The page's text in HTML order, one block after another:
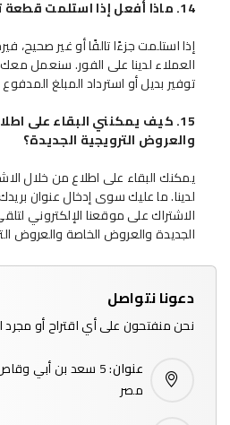
14. ماذا أفعل إذا استلمت قطعة تالفة أو غير صحيحة؟
إذا استلمت جزءًا تالفًا أو غير صحيح،
العملاء لدينا على الفور. سنعمل
توفير بديل أو استرداد المبلغ
15. كيف يمكنني البقاء على
والعروض الترويجية الجديدة؟
يمكنك البقاء على اطلاع من خلال
لدينا. ما عليك سوى إدخال عنوان
الاشتراك على موقعنا الإلكتروني
الجديدة والعروض الخاصة والعروض
دعونا نتواصل
نحن منفتحون على أي اقتراح أو مجرد
عنوان:
5 سعد بن أبي
مصر